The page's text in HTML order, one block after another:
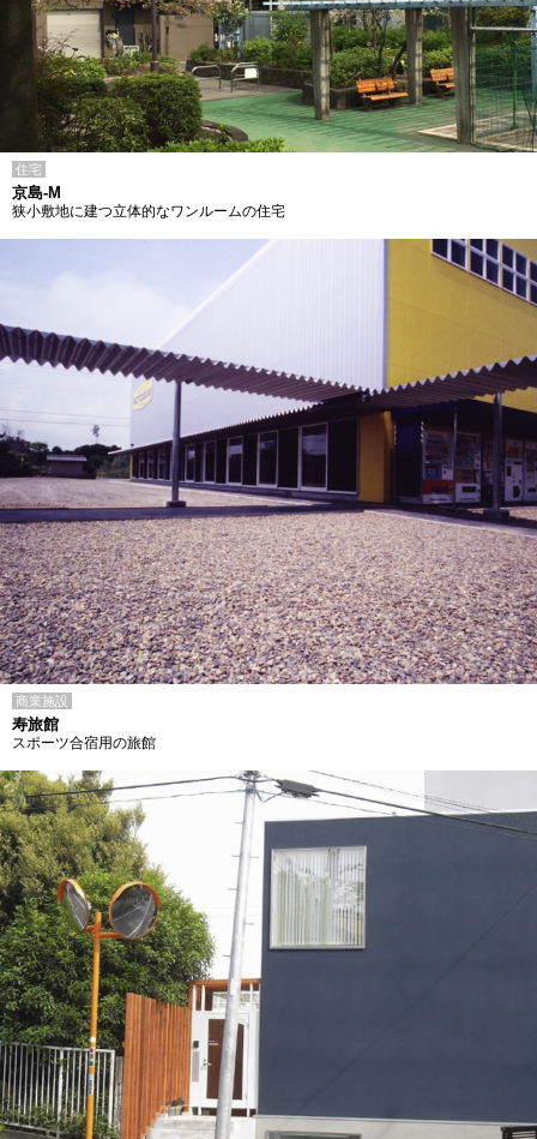
住宅
京島-M
狭小敷地に建つ立体的なワンルームの住宅
商業施設
寿旅館
スポーツ合宿用の旅館